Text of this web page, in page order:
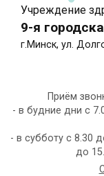
Учреждение
9-я
г.Минск, ул.
Приём
- в будние дни с
- в субботу с 8.30
до